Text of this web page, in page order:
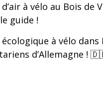
à vélo au Bois de
guide !
écologique à vélo dans
d’Allemagne